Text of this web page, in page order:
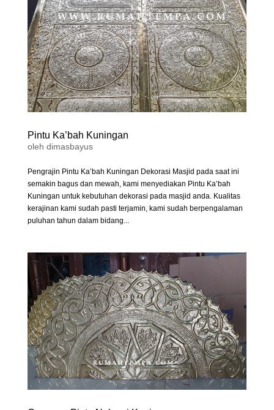
Pintu Ka’bah Kuningan
oleh dimasbayus
Pengrajin Pintu Ka’bah Kuningan Dekorasi Masjid pada saat ini
semakin bagus dan mewah, kami menyediakan Pintu Ka’bah
Kuningan untuk kebutuhan dekorasi pada masjid anda. Kualitas
kerajinan kami sudah pasti terjamin, kami sudah berpengalaman
puluhan tahun dalam bidang...